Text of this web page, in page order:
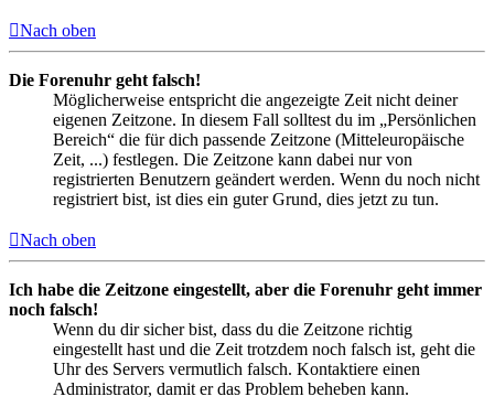
Nach oben
Die Forenuhr geht falsch!
Möglicherweise entspricht die angezeigte Zeit nicht deiner
eigenen Zeitzone. In diesem Fall solltest du im „Persönlichen
Bereich“ die für dich passende Zeitzone (Mitteleuropäische
Zeit, ...) festlegen. Die Zeitzone kann dabei nur von
registrierten Benutzern geändert werden. Wenn du noch nicht
registriert bist, ist dies ein guter Grund, dies jetzt zu tun.
Nach oben
Ich habe die Zeitzone eingestellt, aber die Forenuhr geht immer
noch falsch!
Wenn du dir sicher bist, dass du die Zeitzone richtig
eingestellt hast und die Zeit trotzdem noch falsch ist, geht die
Uhr des Servers vermutlich falsch. Kontaktiere einen
Administrator, damit er das Problem beheben kann.